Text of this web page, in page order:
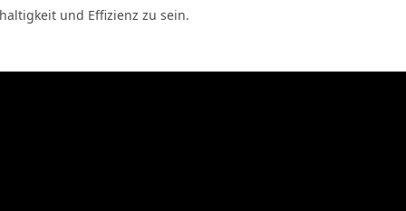
und Effizienz zu sein.